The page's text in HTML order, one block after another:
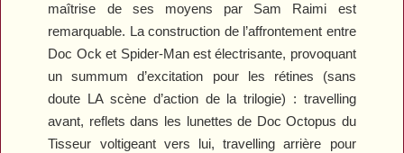
maîtrise de ses moyens par Sam Raimi est
remarquable. La construction de l’affrontement entre
Doc Ock et Spider-Man est électrisante, provoquant
un summum d’excitation pour les rétines (sans
doute LA scène d’action de la trilogie) : travelling
avant, reflets dans les lunettes de Doc Octopus du
Tisseur voltigeant vers lui, travelling arrière pour